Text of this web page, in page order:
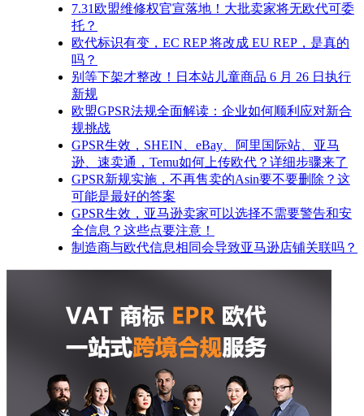
7.31欧盟维修权官宣落地！大批卖家将无欧代可委
托？
欧代标识有变，EC REP 将改成 EU REP，是真的
吗？
别等下架才整改！日本站儿童商品 6 月 26 日执行
新规
欧盟GPSR法规全面解读：企业如何顺利应对新合
规挑战
GPSR生效，SHEIN、eBay、阿里国际站、亚马
逊、速卖通，Temu如何上传欧代？详细步骤来了
GPSR新规实施，不再售卖的Asin要不要删除？这
可能是最好的答案
GPSR生效，亚马逊卖家可以选择不需要警告和安
全信息？这些点要注意！
制造商与欧代信息相同会导致亚马逊店铺关联吗？